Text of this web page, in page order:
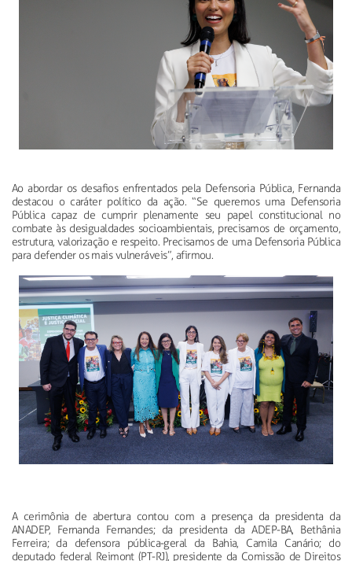
Ao abordar os desafios enfrentados pela Defensoria Pública, Fernanda
destacou o caráter político da ação. “Se queremos uma Defensoria
Pública capaz de cumprir plenamente seu papel constitucional no
combate às desigualdades socioambientais, precisamos de orçamento,
estrutura, valorização e respeito. Precisamos de uma Defensoria Pública
para defender os mais vulneráveis”, afirmou.
A cerimônia de abertura contou com a presença da presidenta da
ANADEP, Fernanda Fernandes; da presidenta da ADEP-BA, Bethânia
Ferreira; da defensora pública-geral da Bahia, Camila Canário; do
deputado federal Reimont (PT-RJ), presidente da Comissão de Direitos